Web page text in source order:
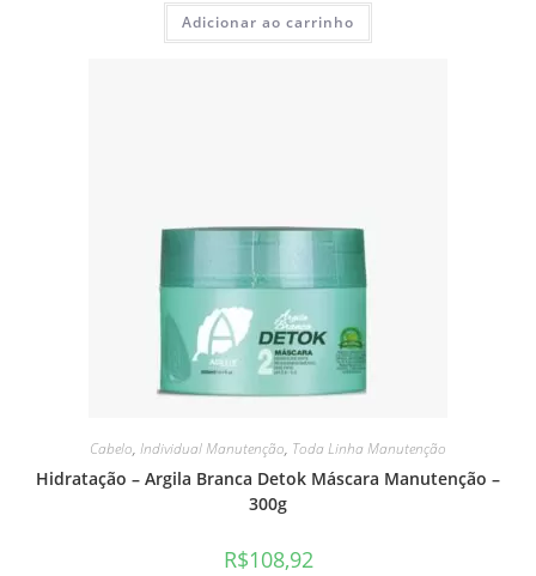
Adicionar ao carrinho
Cabelo, Individual Manutenção, Toda Linha Manutenção
Hidratação – Argila Branca Detok Máscara Manutenção –
300g
R$108,92